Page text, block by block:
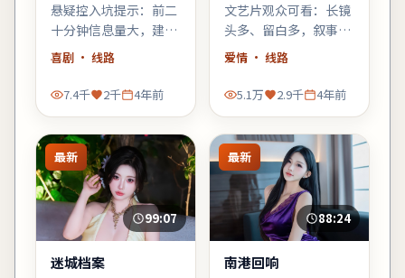
悬疑控入坑提示：前二
十分钟信息量大，建议
少看手机；错过一句台
喜剧· 线路
7.4千 2千 4年前
文艺片观众可看：长镜
头多、留白多，叙事偏
「氛围先行」，不耐心
爱情 · 线路
5.1万 2.9千 4年前
最新
99:07
迷城档案
最新
88:24
南港回响